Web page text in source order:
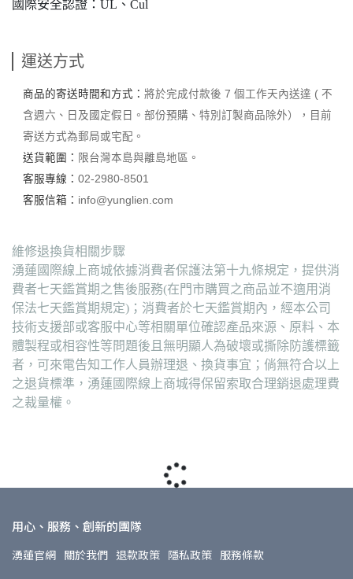
國際安全認證：UL、Cul
運送方式
商品的寄送時間和方式： 將於完成付款後 7 個工作天內送達 ( 不
含週六、日及國定假日。部份預購、特別訂製商品除外），目前
寄送方式為郵局或宅配。
送貨範圍： 限台灣本島與離島地區。
客服專線： 02-2980-8501
客服信箱： info@yunglien.com
維修退換貨相關步驟
湧蓮國際線上商城依據消費者保護法第十九條規定，提供消
費者七天鑑賞期之售後服務(在門市購買之商品並不適用消
保法七天鑑賞期規定)；消費者於七天鑑賞期內，經本公司
技術支援部或客服中心等相關單位確認產品來源、原料、本
體製程或相容性等問題後且無明顯人為破壞或撕除防護標籤
者，可來電告知工作人員辦理退、換貨事宜；倘無符合以上
之退貨標準，湧蓮國際線上商城得保留索取合理銷退處理費
之裁量權。
用心、服務、創新的團隊
湧蓮官網 關於我們 退款政策 隱私政策 服務條款